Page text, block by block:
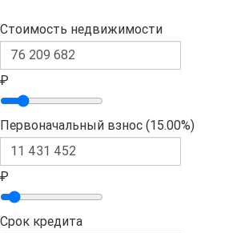
Стоимость недвижимости
₽
Первоначальный взнос (15.00%)
₽
Срок кредита